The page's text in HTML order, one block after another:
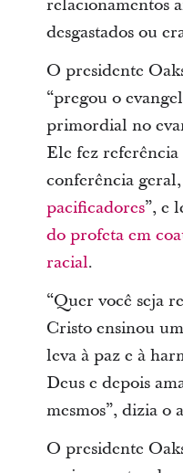
relacionamentos
desgastados ou
O presidente
“pregou o
primordial no
Ele fez
conferência geral,
pacificadores”, e
do profeta em
racial.
“Quer você seja
Cristo ensinou
leva à paz e à
Deus e depois
mesmos”, dizia o
O presidente